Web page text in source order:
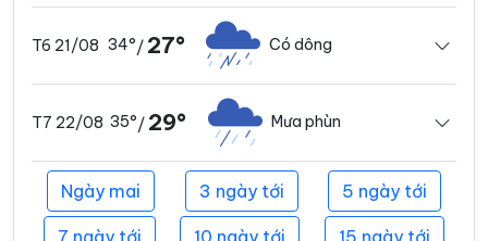
T6 21/08 34°/ 27° Có dông
T7 22/08 35°/ 29° Mưa phùn
Ngày mai 3 ngày tới 5 ngày tới
7 ngày tới 10 ngày tới 15 ngày tới